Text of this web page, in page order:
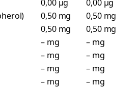
0,00 µg
0,00 µg
0,50 mg
0,50 mg
0,50 mg
0,50 mg
– mg
– mg
– mg
– mg
– mg
– mg
– mg
– mg